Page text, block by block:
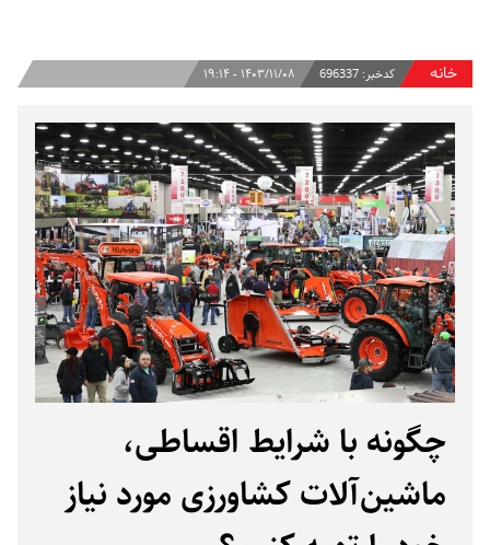
خانه کدخبر: 696337 ۱۴۰۳/۱۱/۰۸ - ۱۹:۱۴
چگونه با شرایط اقساطی،
ماشین‌آلات کشاورزی مورد نیاز